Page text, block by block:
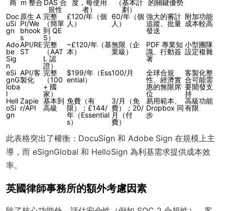
商 m 整合 DAS 合
規性
度，每使用
者）
（基本計
劃）
的關鍵優勢
Doc
uSi
gn
原生 A
PI/We
bhook
s
完整
（簡單
到 QE
S）
£120/年（個
人）
60/年（個
人）
強大的審計
追蹤、批量
發送
附加功能
成本較高
Ado
be
Sig
n
API/RE
ST
完整
（AAT
L 認
證）
~£120/年（基
本）
無限（企
業級）
PDF 專業知
識、行動簽
署
小型團隊
設定複雜
eSi
gnG
loba
l
API/客
製化
完整
（100
+ 國
家）
$199/年（Ess
ential）
100/月
全球合規
性、經濟實
惠的無限席
位
客製化整
合可能需
要開發支
持
Hell
oSi
gn
Zapie
r/API
基本到
高級
免費（有
限）；£144/
年（Essential
s）
3/月（免
費）；20/
月（付
費）
易用範本、
Dropbox 同
步
高級功能
有限
此表格突出了權衡：DocuSign 和 Adobe Sign 在規模上主
導，而 eSignGlobal 和 HelloSign 為利基需求提供成本效
率。
英國律師事務所的額外考慮因素